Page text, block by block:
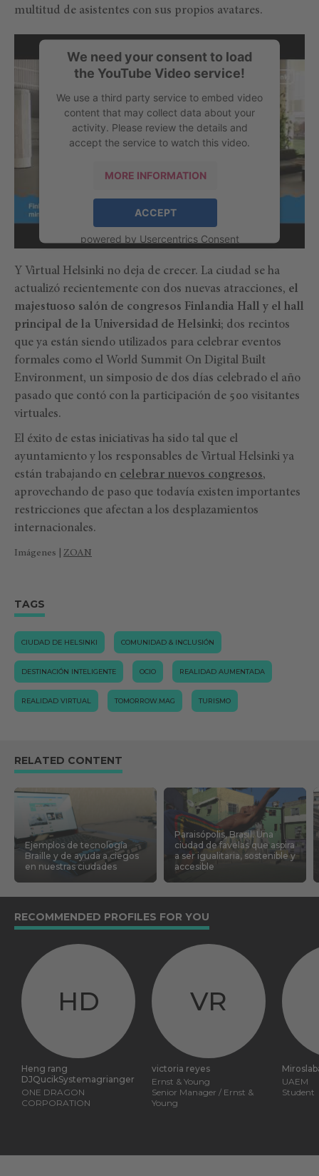
multitud de asistentes con sus propios avatares.
We need your consent to load
the YouTube Video service!
We use a third party service to embed video
content that may collect data about your
activity. Please review the details and
accept the service to watch this video.
MORE INFORMATION
ACCEPT
powered by Usercentrics Consent
Y Virtual Helsinki no deja de crecer. La ciudad se ha
actualizó recientemente con dos nuevas atracciones, el
majestuoso salón de congresos Finlandia Hall y el hall
principal de la Universidad de Helsinki; dos recintos
que ya están siendo utilizados para celebrar eventos
formales como el World Summit On Digital Built
Environment, un simposio de dos días celebrado el año
pasado que contó con la participación de 500 visitantes
virtuales.
El éxito de estas iniciativas ha sido tal que el
ayuntamiento y los responsables de Virtual Helsinki ya
están trabajando en celebrar nuevos congresos,
aprovechando de paso que todavía existen importantes
restricciones que afectan a los desplazamientos
internacionales.
Imágenes | ZOAN
TAGS
CIUDAD DE HELSINKI COMUNIDAD & INCLUSIÓN
DESTINACIÓN INTELIGENTE OCIO REALIDAD AUMENTADA
REALIDAD VIRTUAL TOMORROW.MAG TURISMO
RELATED CONTENT
Ejemplos de tecnología
Braille y de ayuda a ciegos
en nuestras ciudades
Paraisópolis, Brasil. Una
ciudad de favelas que aspira
a ser igualitaria, sostenible y
accesible
RECOMMENDED PROFILES FOR YOU
HD
Heng rang
DJQucikSystemagrianger
ONE DRAGON
CORPORATION
VR
victoria reyes
Ernst & Young
Senior Manager / Ernst &
Young
UAEM
Student